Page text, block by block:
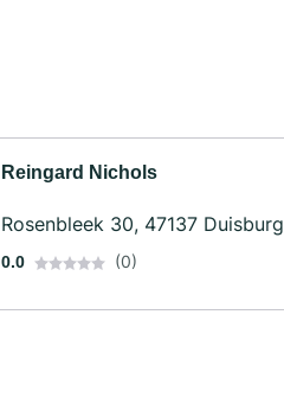
Reingard Nichols
Rosenbleek 30, 47137 Duisburg
0.0 (0)